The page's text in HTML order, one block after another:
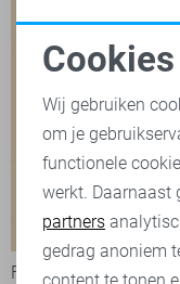
FOS Amsterdam T-
Noodzakelijke
Analytische
Marketing
Cookies
Wij gebruiken
om je
functionele
werkt. Daarnaast
partners
gedrag anoniem
content te tonen